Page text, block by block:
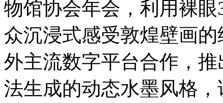
物馆协会年会，利用裸
众沉浸式感受敦煌壁画
外主流数字平台合作，
法生成的动态水墨风格